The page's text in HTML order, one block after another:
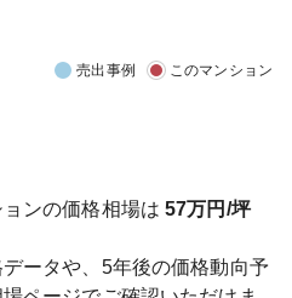
売出事例 このマンション
ンの価格相場は 57万円/坪
ータや、5年後の価格動向予